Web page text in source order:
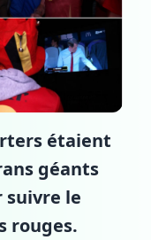
étaient
géants
suivre le
rouges.